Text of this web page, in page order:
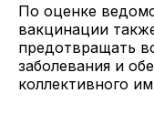
По оценке
вакцинации
предотвращать
заболевания и
коллективного